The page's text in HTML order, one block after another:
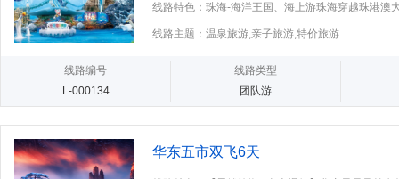
线路特色：珠海-海洋王国、海上游珠海穿越珠港澳
线路主题：温泉旅游,亲子旅游,特价旅游
线路编号
L-000134
线路类型
团队游
华东五市双飞6天